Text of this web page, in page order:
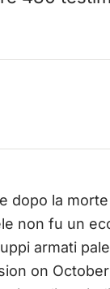
dopo la
non fu un
armati
on